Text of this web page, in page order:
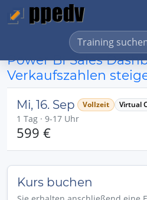
Power BI Sales
Verkaufszahlen
Mi, 16. Sep Vollzeit Virtual
1 Tag · 9-17 Uhr
599 €
Kurs buchen